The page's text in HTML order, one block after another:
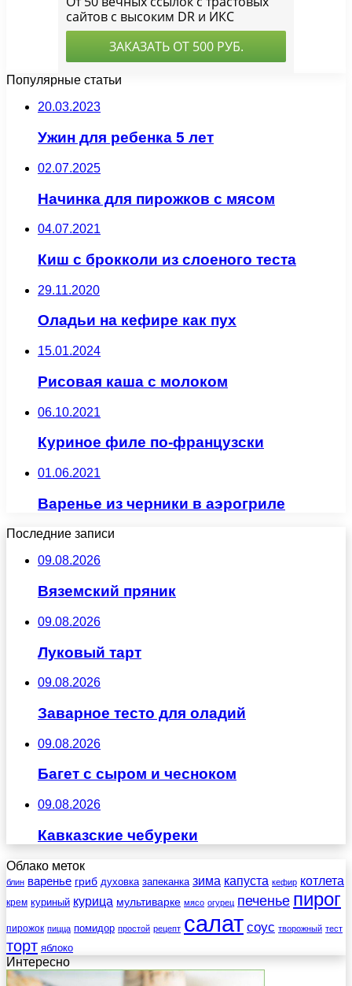
Популярные статьи
20.03.2023
Ужин для ребенка 5 лет
02.07.2025
Начинка для пирожков с мясом
04.07.2021
Киш с брокколи из слоеного теста
29.11.2020
Оладьи на кефире как пух
15.01.2024
Рисовая каша с молоком
06.10.2021
Куриное филе по-французски
01.06.2021
Варенье из черники в аэрогриле
Последние записи
09.08.2026
Вяземский пряник
09.08.2026
Луковый тарт
09.08.2026
Заварное тесто для оладий
09.08.2026
Багет с сыром и чесноком
09.08.2026
Кавказские чебуреки
Облако меток
блин варенье гриб духовка запеканка зима капуста кефир котлета
крем куриный курица мультиварке мясо огурец печенье пирог
пирожок пицца помидор простой рецепт салат соус творожный тест
торт яблоко
Интересно